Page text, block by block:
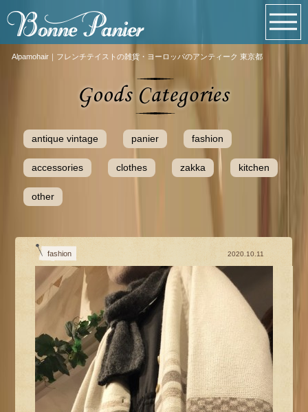
Alpamohair｜フレンチテイストの雑貨・ヨーロッパのアンティーク 東京都
antique vintage panier fashion
accessories clothes zakka kitchen
other
fashion 2020.10.11